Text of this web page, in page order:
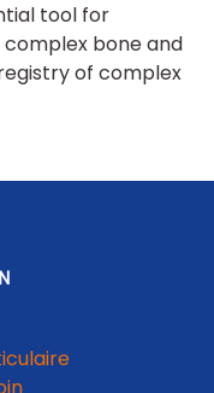
tool for
bone and
of complex